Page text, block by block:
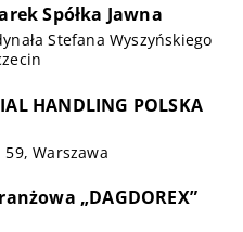
Spółka Jawna
Stefana Wyszyńskiego
HANDLING POLSKA
59, Warszawa
„DAGDOREX”